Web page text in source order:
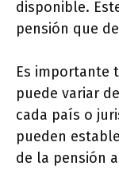
disponible.
pensión que
Es importante
puede variar
cada país o
pueden
de la pensión